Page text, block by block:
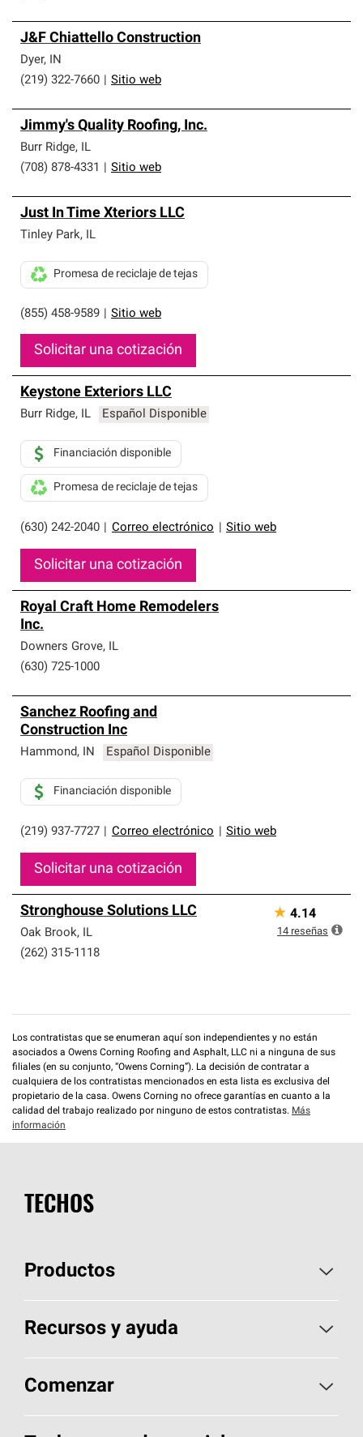
J&F Chiattello Construction
Dyer, IN
(219) 322-7660
Sitio web
Jimmy's Quality Roofing, Inc.
Burr Ridge, IL
(708) 878-4331
Sitio web
Just In Time Xteriors LLC
Tinley Park, IL
(855) 458-9589 Sitio web
Promesa de reciclaje de tejas
Solicitar una cotización
Keystone Exteriors LLC
Burr Ridge, IL Español Disponible
(630) 242-2040 Correo electrónico Sitio web
Financiación disponible
Promesa de reciclaje de tejas
Solicitar una cotización
Royal Craft Home Remodelers
Inc.
Downers Grove, IL
(630) 725-1000
Sanchez Roofing and
Construction Inc
Hammond, IN Español Disponible
(219) 937-7727 Correo electrónico Sitio web
Financiación disponible
Solicitar una cotización
Stronghouse Solutions LLC
Oak Brook, IL
(262) 315-1118
★ 4.14
14 reseñas
Los contratistas que se enumeran aquí son independientes y no están
asociados a Owens Corning Roofing and Asphalt, LLC ni a ninguna de sus
filiales (en su conjunto, “Owens Corning”). La decisión de contratar a
cualquiera de los contratistas mencionados en esta lista es exclusiva del
propietario de la casa. Owens Corning no ofrece garantías en cuanto a la
calidad del trabajo realizado por ninguno de estos contratistas. Más
información
TECHOS
Productos
Elija sus tejas
Encuentre un contratista
Recursos y ayuda
Aspectos básicos sobre techos
Herramientas de diseño y color
Comenzar